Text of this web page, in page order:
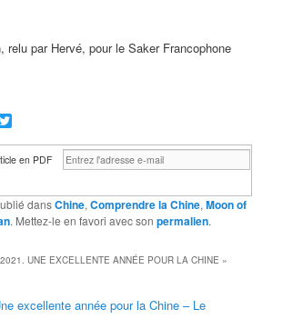
relu par Hervé, pour le Saker Francophone
en PDF
dansChine,Comprendre la Chine,Moon of
. Mettez-le en favori avec sonpermalien.
2021. UNE EXCELLENTE ANNÉE POUR LA CHINE »
excellente année pour la Chine – Le